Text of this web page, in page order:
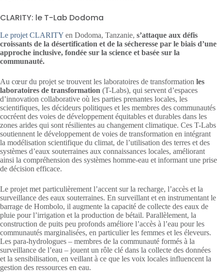
CLARITY: le T-Lab Dodoma
Le projet CLARITY en Dodoma, Tanzanie, s’attaque aux défis
croissants de la désertification et de la sécheresse par le biais d’une
approche inclusive, fondée sur la science et basée sur la
communauté.
Au cœur du projet se trouvent les laboratoires de transformation les
laboratoires de transformation (T-Labs), qui servent d’espaces
d’innovation collaborative où les parties prenantes locales, les
scientifiques, les décideurs politiques et les membres des communautés
cocréent des voies de développement équitables et durables dans les
zones arides qui sont résilientes au changement climatique. Ces T-Labs
soutiennent le développement de voies de transformation en intégrant
la modélisation scientifique du climat, de l’utilisation des terres et des
systèmes d’eaux souterraines aux connaissances locales, améliorant
ainsi la compréhension des systèmes homme-eau et informant une prise
de décision efficace.
Le projet met particulièrement l’accent sur la recharge, l’accès et la
surveillance des eaux souterraines. En surveillant et en instrumentant le
barrage de Hombolo, il augmente la capacité de collecte des eaux de
pluie pour l’irrigation et la production de bétail. Parallèlement, la
construction de puits peu profonds améliore l’accès à l’eau pour les
communautés marginalisées, en particulier les femmes et les éleveurs.
Les para-hydrologues – membres de la communauté formés à la
surveillance de l’eau – jouent un rôle clé dans la collecte des données
et la sensibilisation, en veillant à ce que les voix locales influencent la
gestion des ressources en eau.